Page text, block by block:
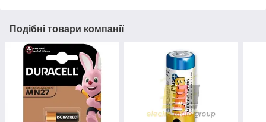
Подібні товари компанії